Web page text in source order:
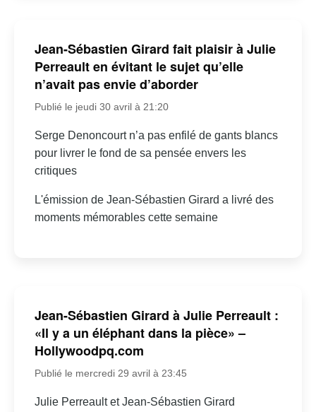
Jean-Sébastien Girard fait plaisir à Julie
Perreault en évitant le sujet qu’elle
n’avait pas envie d’aborder
Publié le jeudi 30 avril à 21:20
Serge Denoncourt n’a pas enfilé de gants blancs
pour livrer le fond de sa pensée envers les
critiques
L'émission de Jean-Sébastien Girard a livré des
moments mémorables cette semaine
Jean-Sébastien Girard à Julie Perreault :
«Il y a un éléphant dans la pièce» –
Hollywoodpq.com
Publié le mercredi 29 avril à 23:45
Julie Perreault et Jean-Sébastien Girard